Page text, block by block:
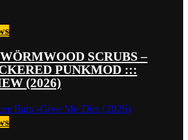
SCRUBS –
PUNKMOD :::
(2026)